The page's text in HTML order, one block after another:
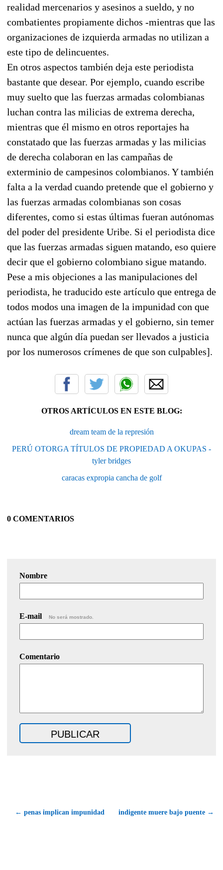
realidad mercenarios y asesinos a sueldo, y no
combatientes propiamente dichos -mientras que las
organizaciones de izquierda armadas no utilizan a
este tipo de delincuentes.
En otros aspectos también deja este periodista
bastante que desear. Por ejemplo, cuando escribe
muy suelto que las fuerzas armadas colombianas
luchan contra las milicias de extrema derecha,
mientras que él mismo en otros reportajes ha
constatado que las fuerzas armadas y las milicias
de derecha colaboran en las campañas de
exterminio de campesinos colombianos. Y también
falta a la verdad cuando pretende que el gobierno y
las fuerzas armadas colombianas son cosas
diferentes, como si estas últimas fueran autónomas
del poder del presidente Uribe. Si el periodista dice
que las fuerzas armadas siguen matando, eso quiere
decir que el gobierno colombiano sigue matando.
Pese a mis objeciones a las manipulaciones del
periodista, he traducido este artículo que entrega de
todos modos una imagen de la impunidad con que
actúan las fuerzas armadas y el gobierno, sin temer
nunca que algún día puedan ser llevados a justicia
por los numerosos crímenes de que son culpables].
OTROS ARTÍCULOS EN ESTE BLOG:
dream team de la represión
PERÚ OTORGA TÍTULOS DE PROPIEDAD A OKUPAS -
tyler bridges
caracas expropia cancha de golf
0 COMENTARIOS
Nombre
E-mail No será mostrado.
Comentario
← penas implican impunidad indigente muere bajo puente →